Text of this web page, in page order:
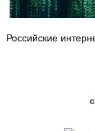
Российские